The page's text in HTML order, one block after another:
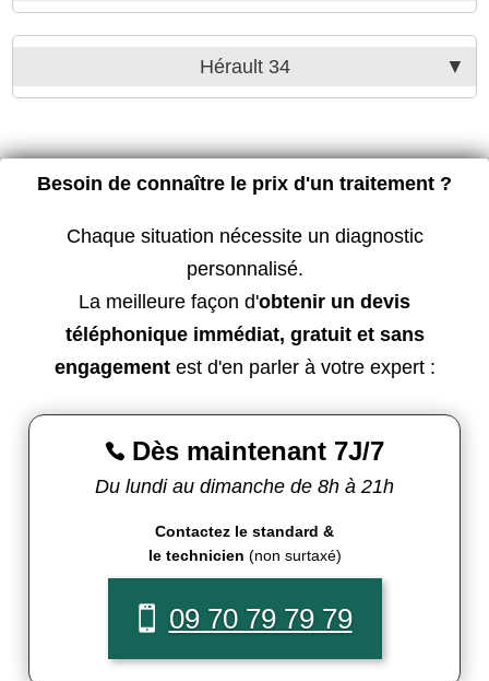
Hérault 34
Besoin de connaître le prix d'un traitement ?
Chaque situation nécessite un diagnostic
personnalisé.
La meilleure façon d'obtenir un devis
téléphonique immédiat, gratuit et sans
engagementest d'en parler à votre expert :
 Dès maintenant 7J/7
Du lundi au dimanche de 8h à 21h
Contactez le standard &
le technicien (non surtaxé)
09 70 79 79 79